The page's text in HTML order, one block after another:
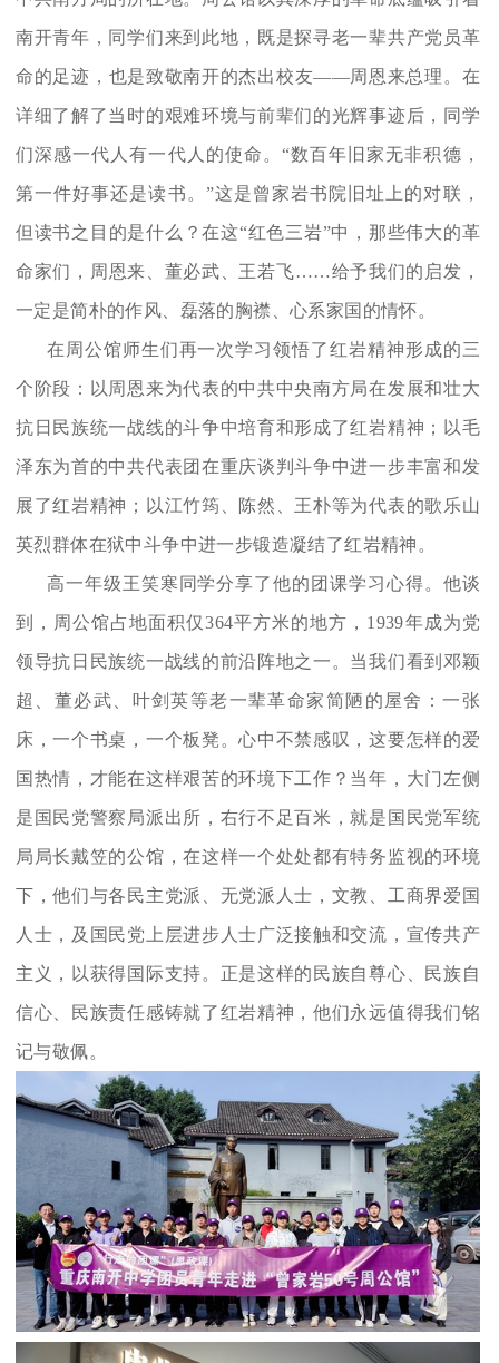
南开青年，同学们来到此地，既是探寻老一辈共产党员革
命的足迹，也是致敬南开的杰出校友——周恩来总理。在
详细了解了当时的艰难环境与前辈们的光辉事迹后，同学
们深感一代人有一代人的使命。“数百年旧家无非积德，
第一件好事还是读书。”这是曾家岩书院旧址上的对联，
但读书之目的是什么？在这“红色三岩”中，那些伟大的革
命家们，周恩来、董必武、王若飞……给予我们的启发，
一定是简朴的作风、磊落的胸襟、心系家国的情怀。
在周公馆师生们再一次学习领悟了红岩精神形成的三
个阶段：以周恩来为代表的中共中央南方局在发展和壮大
抗日民族统一战线的斗争中培育和形成了红岩精神；以毛
泽东为首的中共代表团在重庆谈判斗争中进一步丰富和发
展了红岩精神；以江竹筠、陈然、王朴等为代表的歌乐山
英烈群体在狱中斗争中进一步锻造凝结了红岩精神。
高一年级王笑寒同学分享了他的团课学习心得。他谈
到，周公馆占地面积仅364平方米的地方，1939年成为党
领导抗日民族统一战线的前沿阵地之一。当我们看到邓颖
超、董必武、叶剑英等老一辈革命家简陋的屋舍：一张
床，一个书桌，一个板凳。心中不禁感叹，这要怎样的爱
国热情，才能在这样艰苦的环境下工作？当年，大门左侧
是国民党警察局派出所，右行不足百米，就是国民党军统
局局长戴笠的公馆，在这样一个处处都有特务监视的环境
下，他们与各民主党派、无党派人士，文教、工商界爱国
人士，及国民党上层进步人士广泛接触和交流，宣传共产
主义，以获得国际支持。正是这样的民族自尊心、民族自
信心、民族责任感铸就了红岩精神，他们永远值得我们铭
记与敬佩。